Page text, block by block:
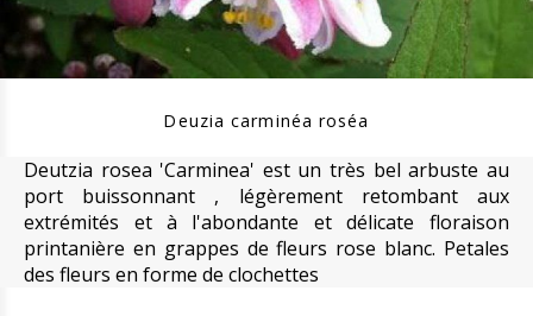
Deuzia carminéa roséa
Deutzia rosea 'Carminea' est un très bel arbuste au
port buissonnant , légèrement retombant aux
extrémités et à l'abondante et délicate floraison
printanière en grappes de fleurs rose blanc. Petales
des fleurs en forme de clochettes